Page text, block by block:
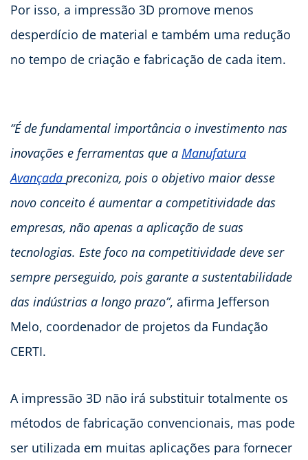
Por isso, a impressão 3D promove menos
desperdício de material e também uma redução
no tempo de criação e fabricação de cada item.
“É de fundamental importância o investimento nas
inovações e ferramentas que a Manufatura
Avançada preconiza, pois o objetivo maior desse
novo conceito é aumentar a competitividade das
empresas, não apenas a aplicação de suas
tecnologias. Este foco na competitividade deve ser
sempre perseguido, pois garante a sustentabilidade
das indústrias a longo prazo”, afirma Jefferson
Melo, coordenador de projetos da Fundação
CERTI.
A impressão 3D não irá substituir totalmente os
métodos de fabricação convencionais, mas pode
ser utilizada em muitas aplicações para fornecer